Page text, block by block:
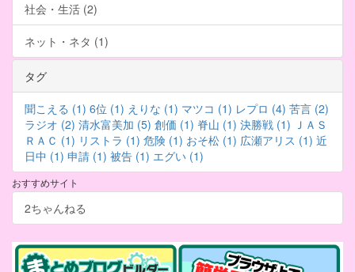
社会・生活 (2)
ネット・ネタ (1)
タグ
聞こえる (1) 6位 (1) えりな (1) マツコ (1) レプロ (4) 苦言 (2)
ラジオ (2) 清水富美加 (5) 創価 (1) 脊山 (1) 決勝戦 (1) ＪＡＳ
ＲＡＣ (1) リストラ (1) 危険 (1) おそ松 (1) 広瀬アリス (1) 近
日中 (1) 申請 (1) 被告 (1) エグい (1)
おすすめサイト
2ちゃんねる